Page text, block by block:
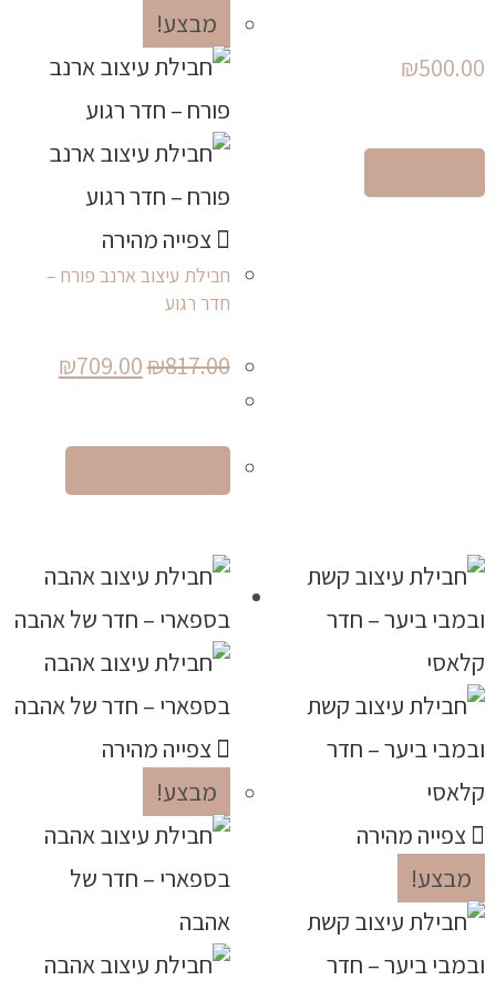
₪500.00
מבצע!
צפייה מהירה
חבילת עיצוב ארנב פורח –
חדר רגוע
₪817.00
₪709.00
צפייה מהירה
מבצע!
צפייה מהירה
מבצע!